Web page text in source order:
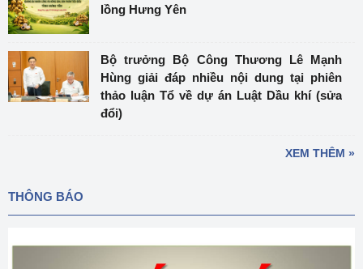
lồng Hưng Yên
Bộ trưởng Bộ Công Thương Lê Mạnh
Hùng giải đáp nhiều nội dung tại phiên
thảo luận Tổ về dự án Luật Dầu khí (sửa
đổi)
XEM THÊM »
THÔNG BÁO